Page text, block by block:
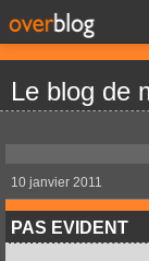
Le blog de
10 janvier 2011
PAS EVIDENT